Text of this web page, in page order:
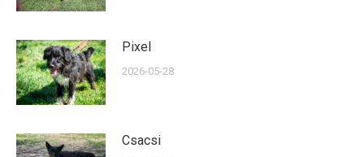
Pixel
2026-05-28
Csacsi